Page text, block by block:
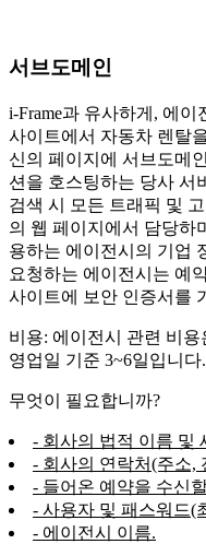
서브도메인
i-Frame과 유사하게, 에
사이트에서 자동차 렌탈
신의 페이지에 서브도메
션을 호스팅하는 당사 서
검색 시 모든 트래픽 및
의 웹 페이지에서 담당하
용하는 에이전시의 기업
요청하는 에이전시는 예
사이트에 보안 인증서를
비용: 에이전시 관련 비
영업일 기준 3~6일입니다.
무엇이 필요합니까?
- 회사의 법적 이름 및
- 회사의 연락처(주소,
- 들어온 예약을 수신
- 사용자 및 패스워드(
- 에이전시 이름.